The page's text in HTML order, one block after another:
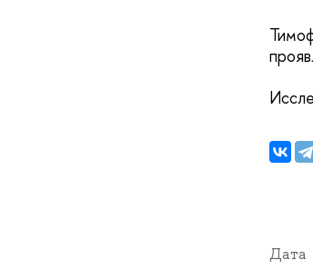
Дата